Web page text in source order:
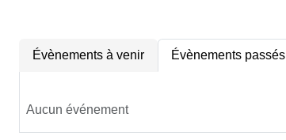
Évènements à venir Évènements passés
Aucun événement